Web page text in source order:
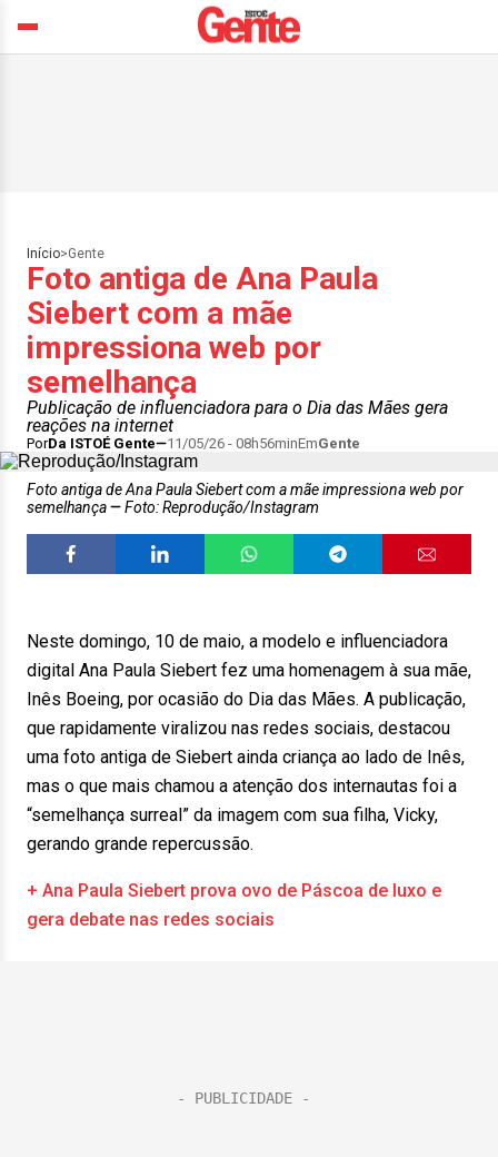
Início>Gente
Foto antiga de Ana Paula
Siebert com a mãe
impressiona web por
semelhança
Publicação de influenciadora para o Dia das Mães gera
reações na internet
PorDa ISTOÉ Gente 11/05/26 - 08h56minEmGente
Foto antiga de Ana Paula Siebert com a mãe impressiona web por
semelhança
Foto: Reprodução/Instagram
Neste domingo, 10 de maio, a modelo e influenciadora
digital Ana Paula Siebert fez uma homenagem à sua mãe,
Inês Boeing, por ocasião do Dia das Mães. A publicação,
que rapidamente viralizou nas redes sociais, destacou
uma foto antiga de Siebert ainda criança ao lado de Inês,
mas o que mais chamou a atenção dos internautas foi a
“semelhança surreal” da imagem com sua filha, Vicky,
gerando grande repercussão.
+ Ana Paula Siebert prova ovo de Páscoa de luxo e
gera debate nas redes sociais